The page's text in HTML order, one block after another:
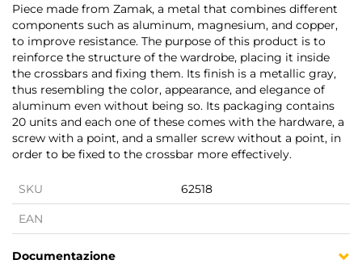
Piece made from Zamak, a metal that combines different
components such as aluminum, magnesium, and copper,
to improve resistance. The purpose of this product is to
reinforce the structure of the wardrobe, placing it inside
the crossbars and fixing them. Its finish is a metallic gray,
thus resembling the color, appearance, and elegance of
aluminum even without being so. Its packaging contains
20 units and each one of these comes with the hardware, a
screw with a point, and a smaller screw without a point, in
order to be fixed to the crossbar more effectively.
SKU 62518
EAN
Documentazione